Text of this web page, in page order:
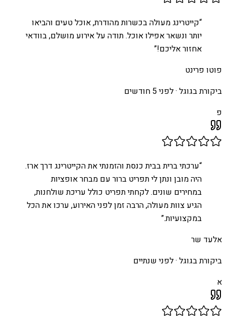
“קייטרינג מעולה בכשרות מהודרת, אוכל טעים והביאו
יותר ונשאר אפילו אוכל. תודה על אירוע מושלם, בוודאי
אחזור אליכם!”
פוטו פרינט
ביקורת בגוגל ·לפני 5 חודשים
פ
“ערכתי ברית בבית כנסת והזמנתי את הקייטרינג דרך ארז.
היה מובן ונתן לי תפריט ברור עם מבחר אופציות
במחירים שונים. לקחתי תפריט כולל עריכת שולחנות,
הגיע צוות מעולה, הרבה זמן לפני האירוע, ערכו את הכל
במקצועיות.”
אלעד שר
ביקורת בגוגל ·לפני שנתיים
א